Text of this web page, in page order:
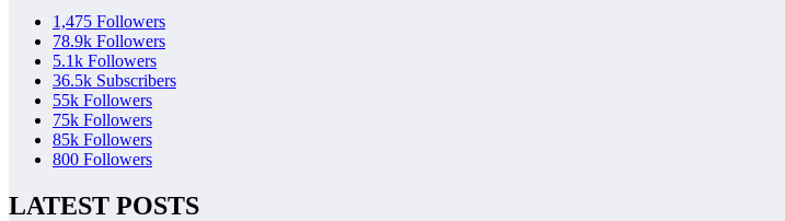
1,475 Followers
78.9k Followers
5.1k Followers
36.5k Subscribers
55k Followers
75k Followers
85k Followers
800 Followers
LATEST POSTS